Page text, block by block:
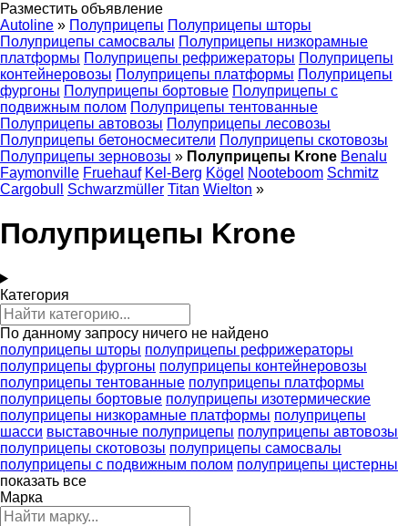
Разместить объявление
Autoline » Полуприцепы Полуприцепы шторы
Полуприцепы самосвалы Полуприцепы низкорамные
платформы Полуприцепы рефрижераторы Полуприцепы
контейнеровозы Полуприцепы платформы Полуприцепы
фургоны Полуприцепы бортовые Полуприцепы с
подвижным полом Полуприцепы тентованные
Полуприцепы автовозы Полуприцепы лесовозы
Полуприцепы бетоносмесители Полуприцепы скотовозы
Полуприцепы зерновозы » Полуприцепы Krone Benalu
Faymonville Fruehauf Kel-Berg Kögel Nooteboom Schmitz
Cargobull
Schwarzmüller Titan Wielton »
Полуприцепы Krone
Категория
По данному запросу ничего не найдено
полуприцепы шторы полуприцепы рефрижераторы
полуприцепы фургоны полуприцепы контейнеровозы
полуприцепы тентованные полуприцепы платформы
полуприцепы бортовые полуприцепы изотермические
полуприцепы низкорамные платформы полуприцепы
шасси выставочные полуприцепы полуприцепы автовозы
полуприцепы скотовозы полуприцепы самосвалы
полуприцепы с подвижным полом полуприцепы цистерны
показать все
Марка